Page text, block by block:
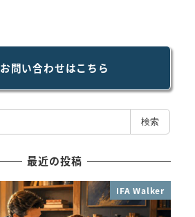
お問い合わせはこちら
検索
最近の投稿
IFA Walker